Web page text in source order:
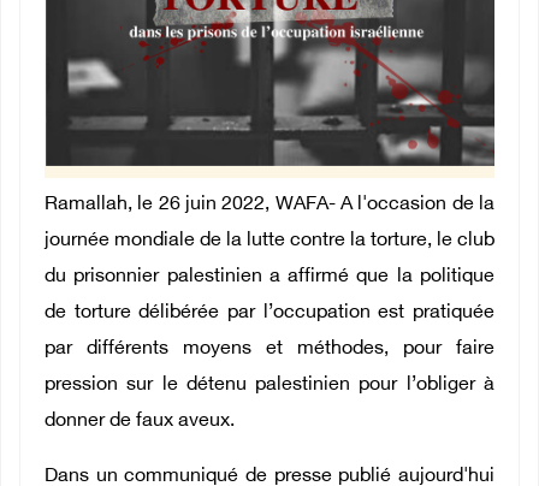
Ramallah, le 26 juin 2022, WAFA- A l'occasion de la
journée mondiale de la lutte contre la torture, le club
du prisonnier palestinien a affirmé que la politique
de torture délibérée par l’occupation est pratiquée
par différents moyens et méthodes, pour faire
pression sur le détenu palestinien pour l’obliger à
donner de faux aveux.
Dans un communiqué de presse publié aujourd'hui